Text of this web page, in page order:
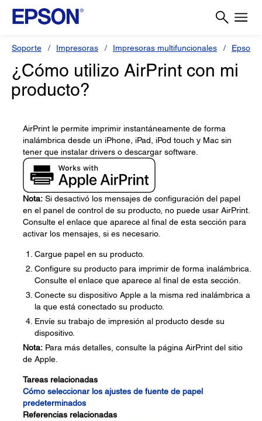
Soporte Impresoras Impresoras multifuncionales Epson L
¿Cómo utilizo AirPrint con mi
producto?
AirPrint le permite imprimir instantáneamente de forma
inalámbrica desde un iPhone, iPad, iPod touch y Mac sin
tener que instalar drivers o descargar software.
Nota: Si desactivó los mensajes de configuración del papel
en el panel de control de su producto, no puede usar AirPrint.
Consulte el enlace que aparece al final de esta sección para
activar los mensajes, si es necesario.
Cargue papel en su producto.
Configure su producto para imprimir de forma inalámbrica.
Consulte el enlace que aparece al final de esta sección.
Conecte su dispositivo Apple a la misma red inalámbrica a
la que está conectado su producto.
Envíe su trabajo de impresión al producto desde su
dispositivo.
Nota: Para más detalles, consulte la página AirPrint del sitio
de Apple.
Tareas relacionadas
Cómo seleccionar los ajustes de fuente de papel
predeterminados
Referencias relacionadas